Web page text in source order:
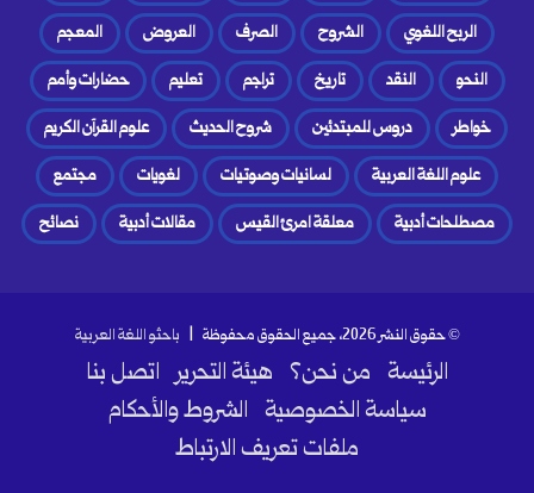
الربح اللغوي
الشروح الصرف العروض
المعجم
النحو
النقد تاريخ تراجم تعليم
حضارات وأمم
خواطر
دروس للمبتدئين شروح الحديث
علوم القرآن الكريم
علوم اللغة العربية
لسانيات وصوتيات لغويات
مجتمع
مصطلحات أدبية
معلقة امرئ القيس مقالات أدبية نصائح
© حقوق النشر 2026، جميع الحقوق محفوظة | باحثو اللغة العربية
الرئيسة من نحن؟ هيئة التحرير اتصل بنا
سياسة الخصوصية الشروط والأحكام
ملفات تعريف الارتباط